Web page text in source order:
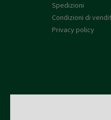
Spedizioni
Condizioni di
Privacy policy